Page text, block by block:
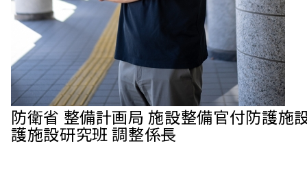
防衛省 整備計画局 施設整備官付防護施
護施設研究班 調整係長